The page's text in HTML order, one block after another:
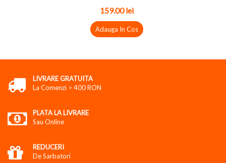
159.00 lei
Adauga In Cos
LIVRARE GRATUITA
La Comenzi > 400 RON
PLATA LA LIVRARE
Sau Online
REDUCERI
De Sarbatori